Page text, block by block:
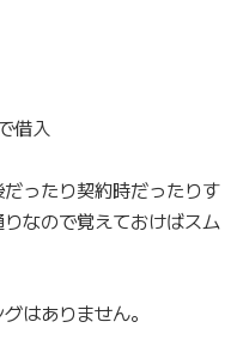
借入
ったり契約時だったりす
なので覚えておけばスム
はありません。